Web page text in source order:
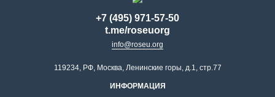
+7 (495) 971-57-50
t.me/roseuorg
info@roseu.org
119234, РФ, Москва, Ленинские горы, д.1, стр.77
ИНФОРМАЦИЯ